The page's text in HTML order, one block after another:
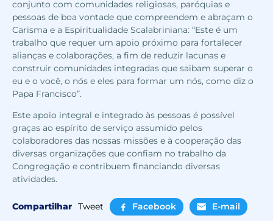
conjunto com comunidades religiosas, paróquias e
pessoas de boa vontade que compreendem e abraçam o
Carisma e a Espiritualidade Scalabriniana: “Este é um
trabalho que requer um apoio próximo para fortalecer
alianças e colaborações, a fim de reduzir lacunas e
construir comunidades integradas que saibam superar o
eu e o você, o nós e eles para formar um nós, como diz o
Papa Francisco”.
Este apoio integral e integrado às pessoas é possível
graças ao espírito de serviço assumido pelos
colaboradores das nossas missões e à cooperação das
diversas organizações que confiam no trabalho da
Congregação e contribuem financiando diversas
atividades.
Compartilhar Tweet Facebook E-mail